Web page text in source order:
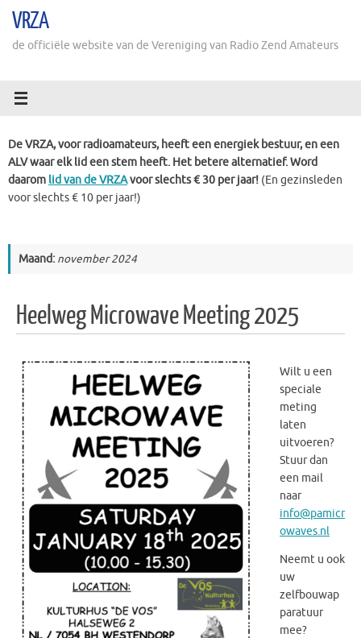
naarVRZA
de officiële website van de Vereniging van Radio Zend Amateurs
De VRZA, voor radioamateurs, heeft een energiek bestuur, en een
ALV waar elk lid een stem heeft. Het betere alternatief. Word
daarom lid van de VRZAvoor slechts € 30 per jaar! (En gezinsleden
voor slechts € 10 per jaar!)
Maand: november 2024
Heelweg Microwave Meeting 2025
Wilt u een
speciale
meting
laten
uitvoeren?
Stuur dan
een mail
naar
info@pamicr
owaves.nl
Neemt u ook
uw
zelfbouwap
paratuur
mee?